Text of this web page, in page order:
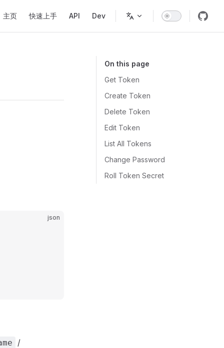
主页 快速上手 API Dev
On this page
Get Token
Create Token
Delete Token
Edit Token
List All Tokens
Change Password
Roll Token Secret
json
/